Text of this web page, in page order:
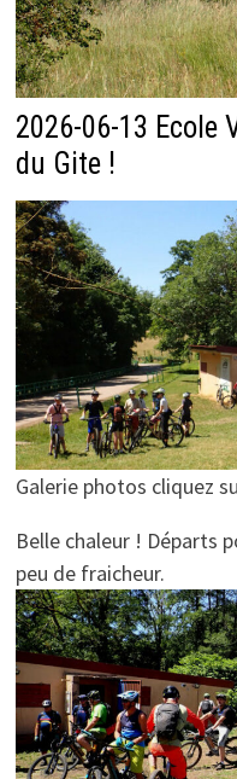
2026-06-13 Ecole
du Gite !
Galerie photos cliquez
Belle chaleur ! Départs
peu de fraicheur.